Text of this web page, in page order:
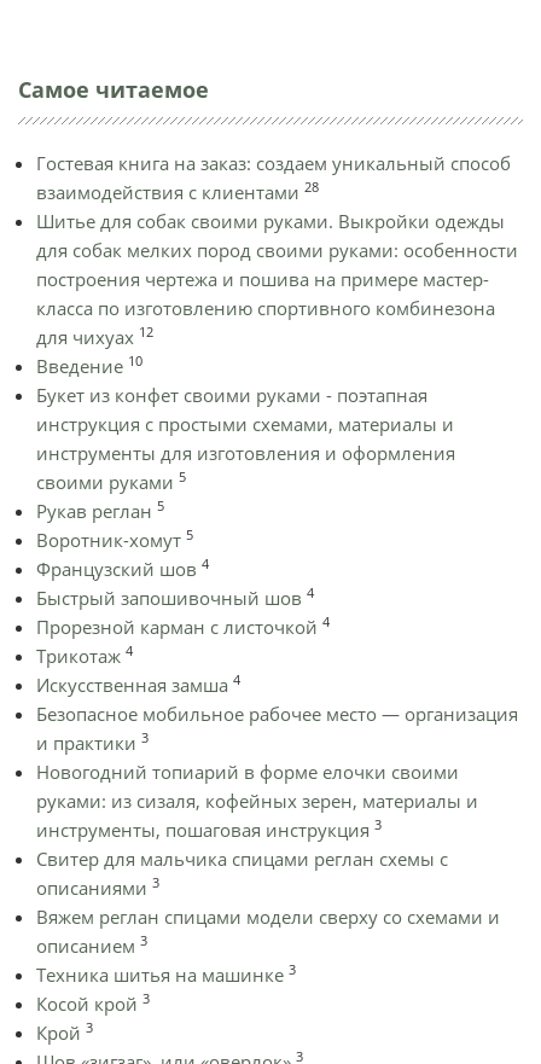
Самое читаемое
Гостевая книга на заказ: создаем уникальный способ
взаимодействия с клиентами 28
Шитье для собак своими руками. Выкройки одежды
для собак мелких пород своими руками: особенности
построения чертежа и пошива на примере мастер-
класса по изготовлению спортивного комбинезона
для чихуах 12
Введение 10
Букет из конфет своими руками - поэтапная
инструкция с простыми схемами, материалы и
инструменты для изготовления и оформления
своими руками 5
Рукав реглан 5
Воротник-хомут 5
Французский шов 4
Быстрый запошивочный шов 4
Прорезной карман с листочкой 4
Трикотаж 4
Искусственная замша 4
Безопасное мобильное рабочее место — организация
и практики 3
Новогодний топиарий в форме елочки своими
руками: из сизаля, кофейных зерен, материалы и
инструменты, пошаговая инструкция 3
Cвитер для мальчика спицами реглан схемы с
описаниями 3
Вяжем реглан спицами модели сверху со схемами и
описанием 3
Техника шитья на машинке 3
Косой крой 3
Крой 3
3